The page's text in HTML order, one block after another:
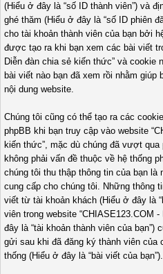
(Hiểu ở đây là “số ID thành viên”) và
ghé thăm (Hiểu ở đây là “số ID phiên
cho tài khoản thành viên của bạn bởi
được tạo ra khi bạn xem các bài viết
Diễn đàn chia sẻ kiến thức” và cookie
bài viết nào bạn đã xem rồi nhằm
nội dung website.
Chúng tôi cũng có thể tạo ra các
phpBB khi bạn truy cập vào website
kiến thức”, mặc dù chúng đã vượt
không phải vấn đề thuộc về hệ thống
chúng tôi thu thập thông tin của bạn là
cung cấp cho chúng tôi. Những thông
viết từ tài khoản khách (Hiểu ở đây là
viên trong website “CHIASE123.COM
đây là “tài khoản thành viên của
gửi sau khi đã đăng ký thành viên của
thống (Hiểu ở đây là “bài viết của bạn”).